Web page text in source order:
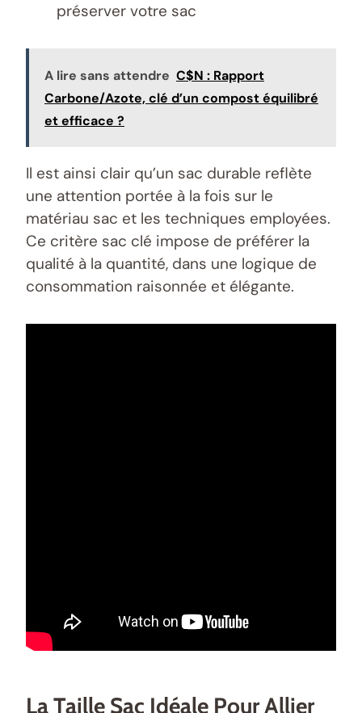
préserver votre sac
A lire sans attendre C$N : Rapport
Carbone/Azote, clé d’un compost équilibré
et efficace ?
Il est ainsi clair qu’un sac durable reflète
une attention portée à la fois sur le
matériau sac et les techniques employées.
Ce critère sac clé impose de préférer la
qualité à la quantité, dans une logique de
consommation raisonnée et élégante.
La Taille Sac Idéale Pour Allier